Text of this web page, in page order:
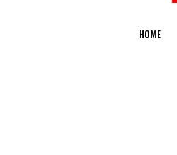
HOME